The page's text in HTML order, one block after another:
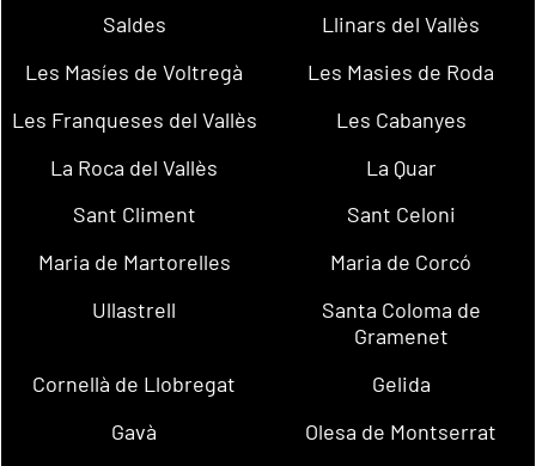
Saldes
Llinars del Vallès
Les Masíes de Voltregà
Les Masies de Roda
Les Franqueses del Vallès
Les Cabanyes
La Roca del Vallès
La Quar
Sant Climent
Sant Celoni
Maria de Martorelles
Maria de Corcó
Ullastrell
Santa Coloma de
Gramenet
Cornellà de Llobregat
Gelida
Gavà
Olesa de Montserrat